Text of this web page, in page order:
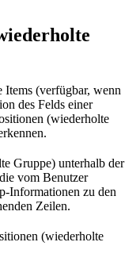
(verfügbar, wenn
des Felds einer
(wiederholte
Gruppe) unterhalb der
vom Benutzer
Informationen zu den
Zeilen.
(wiederholte